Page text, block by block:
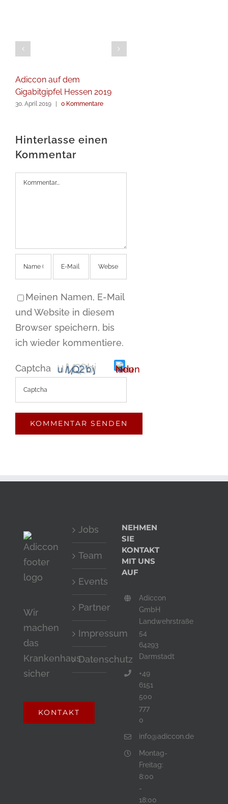
Adiccon auf dem
Gigabitgipfel Hessen 2019
30. April 2019 | 0 Kommentare
Hinterlasse einen
Kommentar
Kommentar
Meinen Namen, E-Mail
und Website in diesem
Browser speichern, bis
ich wieder kommentiere.
Captcha
um
zu
bestätigen,
dass
ein
Mensch
bist.
Wir
machen
das
Krankenhaus
sicher
KONTAKT
Jobs
Team
Events
Partner
Impressum
Datenschutz
NEHMEN
SIE
KONTAKT
MIT UNS
AUF
Adiccon
GmbH
Landwehrstraße
54
64293
Darmstadt
+49
6151
500
777
0
info@adiccon.de
Montag-
Freitag:
8:00
-
18:00